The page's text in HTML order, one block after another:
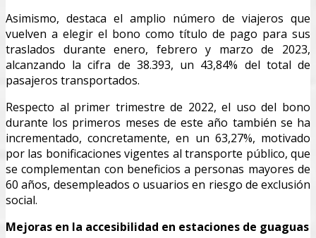
Asimismo, destaca el amplio número de viajeros que
vuelven a elegir el bono como título de pago para sus
traslados durante enero, febrero y marzo de 2023,
alcanzando la cifra de 38.393, un 43,84% del total de
pasajeros transportados.
Respecto al primer trimestre de 2022, el uso del bono
durante los primeros meses de este año también se ha
incrementado, concretamente, en un 63,27%, motivado
por las bonificaciones vigentes al transporte público, que
se complementan con beneficios a personas mayores de
60 años, desempleados o usuarios en riesgo de exclusión
social.
Mejoras en la accesibilidad en estaciones de guaguas